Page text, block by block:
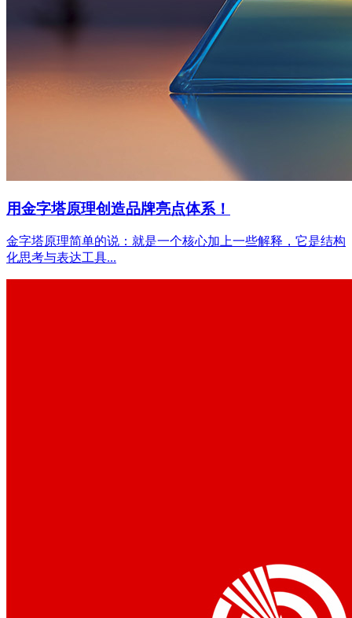
用金字塔原理创造品牌亮点体系！
金字塔原理简单的说：就是一个核心加上一些解释，它是结构
化思考与表达工具...